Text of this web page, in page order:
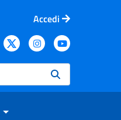
Accedi